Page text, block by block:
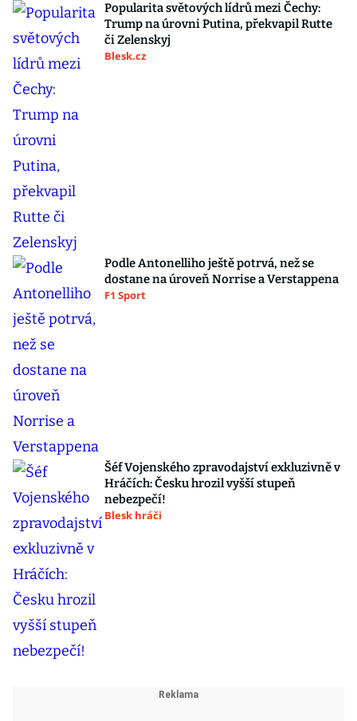
Popularita světových lídrů mezi Čechy:
Trump na úrovni Putina, překvapil Rutte
či Zelenskyj
Blesk.cz
Podle Antonelliho ještě potrvá, než se
dostane na úroveň Norrise a Verstappena
F1 Sport
Šéf Vojenského zpravodajství exkluzivně v
Hráčích: Česku hrozil vyšší stupeň
nebezpečí!
Blesk hráči